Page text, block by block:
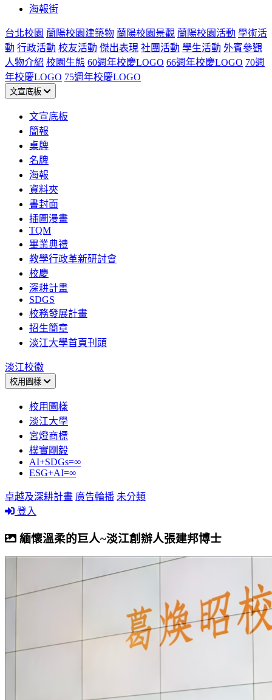
海報街
台北校園 蘭陽校園建築物 蘭陽校園景觀 蘭陽校園活動 學術活
動 行政活動 校友活動 傑出表現 社團活動 學生活動 外賓參觀
人物介紹 校園生態 60週年校慶LOGO 66週年校慶LOGO 70週
年校慶LOGO 75週年校慶LOGO
文宣底板
文宣底板
簡報
桌牌
名牌
海報
資料夾
書封面
插圖漫畫
TQM
畢業典禮
教學行政革新研討會
校慶
深耕計畫
SDGS
校務發展計畫
招生簡章
淡江大學首頁刊頭
淡江校徽
校用圖樣
校用圖樣
淡江大學
宮燈商標
樸實剛毅
AI+SDGs=∞
ESG+AI=∞
卓越及深耕計畫 廣告輪播 未分類
登入
緬懷溫柔的巨人~淡江創辦人張建邦博士